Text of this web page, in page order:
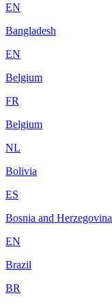
EN
Bangladesh
EN
Belgium
FR
Belgium
NL
Bolivia
ES
Bosnia and Herzegovina
EN
Brazil
BR